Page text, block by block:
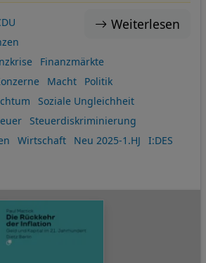
Weiterlesen
Finanzmärkte
Macht
Politik
Soziale Ungleichheit
Steuerdiskriminierung
Wirtschaft Neu 2025-1.HJ
I:DES